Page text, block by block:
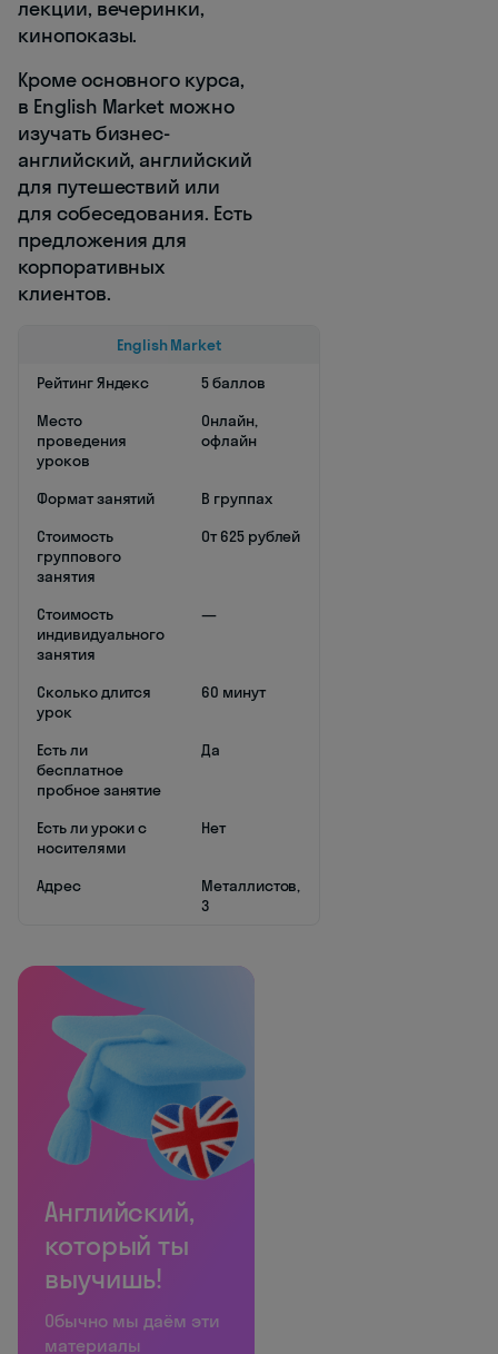
лекции, вечеринки,
кинопоказы.
Кроме основного курса,
в English Market можно
изучать бизнес-
английский, английский
для путешествий или
для собеседования. Есть
предложения для
корпоративных
клиентов.
English Market
Рейтинг Яндекс
5 баллов
Место
проведения
уроков
Онлайн,
офлайн
Формат занятий
В группах
Стоимость
группового
занятия
От 625 рублей
Стоимость
индивидуального
занятия
—
Сколько длится
урок
60 минут
Есть ли
бесплатное
пробное занятие
Да
Есть ли уроки с
носителями
Нет
Адрес
Металлистов,
3
Английский,
который ты
выучишь!
Обычно мы даём эти
материалы